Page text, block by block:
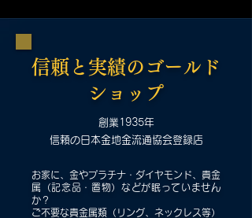
信頼と実績のゴールド
ショップ
創業1935年
信頼の日本金地金流通協会登録店
お家に、金やプラチナ・ダイヤモンド、貴金
属（記念品・置物）などが眠っていません
か？
ご不要な貴金属類（リング、ネックレス等）